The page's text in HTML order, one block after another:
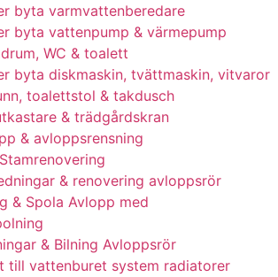
byta varmvattenberedare
byta vattenpump & värmepump
WC & toalett
byta diskmaskin, tvättmaskin, vitvaror
toalettstol & takdusch
& trädgårdskran
& avloppsrensning
& renovering avloppsrör
& Spola Avlopp med
& Bilning Avloppsrör
till vattenburet system radiatorer